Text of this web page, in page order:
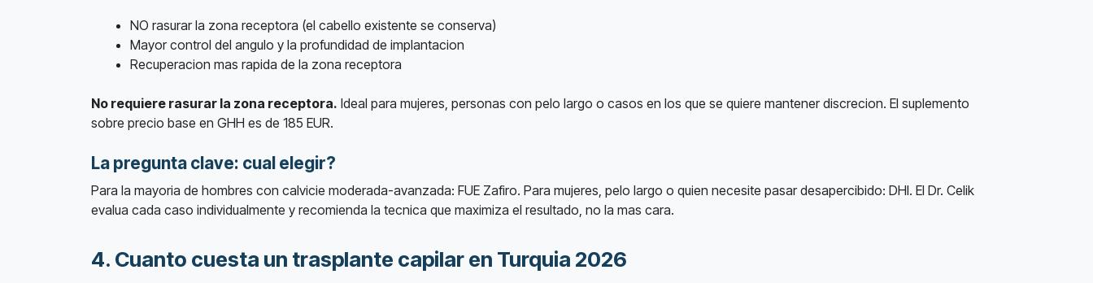
NO rasurar la zona receptora (el cabello existente se conserva)
Mayor control del angulo y la profundidad de implantacion
Recuperacion mas rapida de la zona receptora
No requiere rasurar la zona receptora. Ideal para mujeres, personas con pelo largo o casos en los que se quiere mantener discrecion. El suplemento
sobre precio base en GHH es de 185 EUR.
La pregunta clave: cual elegir?
Para la mayoria de hombres con calvicie moderada-avanzada: FUE Zafiro. Para mujeres, pelo largo o quien necesite pasar desapercibido: DHI. El Dr. Celik
evalua cada caso individualmente y recomienda la tecnica que maximiza el resultado, no la mas cara.
4. Cuanto cuesta un trasplante capilar en Turquia 2026